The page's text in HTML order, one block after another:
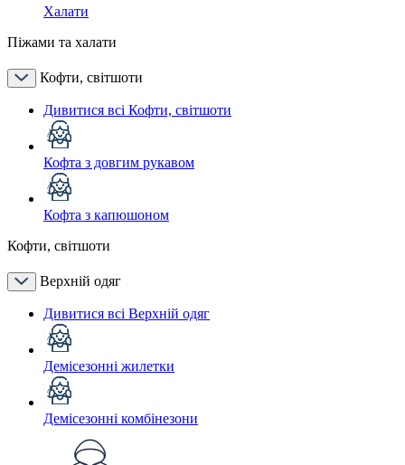
Халати
Піжами та халати
Кофти, світшоти
Дивитися всі Кофти, світшоти
Кофта з довгим рукавом
Кофта з капюшоном
Кофти, світшоти
Верхній одяг
Дивитися всі Верхній одяг
Демісезонні жилетки
Демісезонні комбінезони